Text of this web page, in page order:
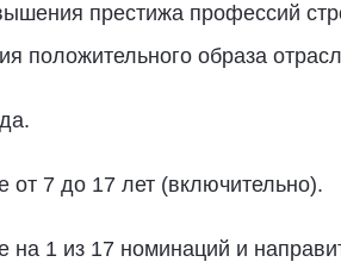
престижа профессий
положительного образа
от 7 до 17 лет (включительно).
на 1 из 17 номинаций и